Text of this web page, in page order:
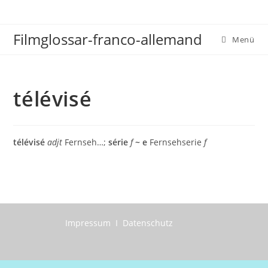
springen
Filmglossar-franco-allemand Menü
télévisé
télévisé adjt Fernseh…;sérief~ e Fernsehserief
Impressum I Datenschutz